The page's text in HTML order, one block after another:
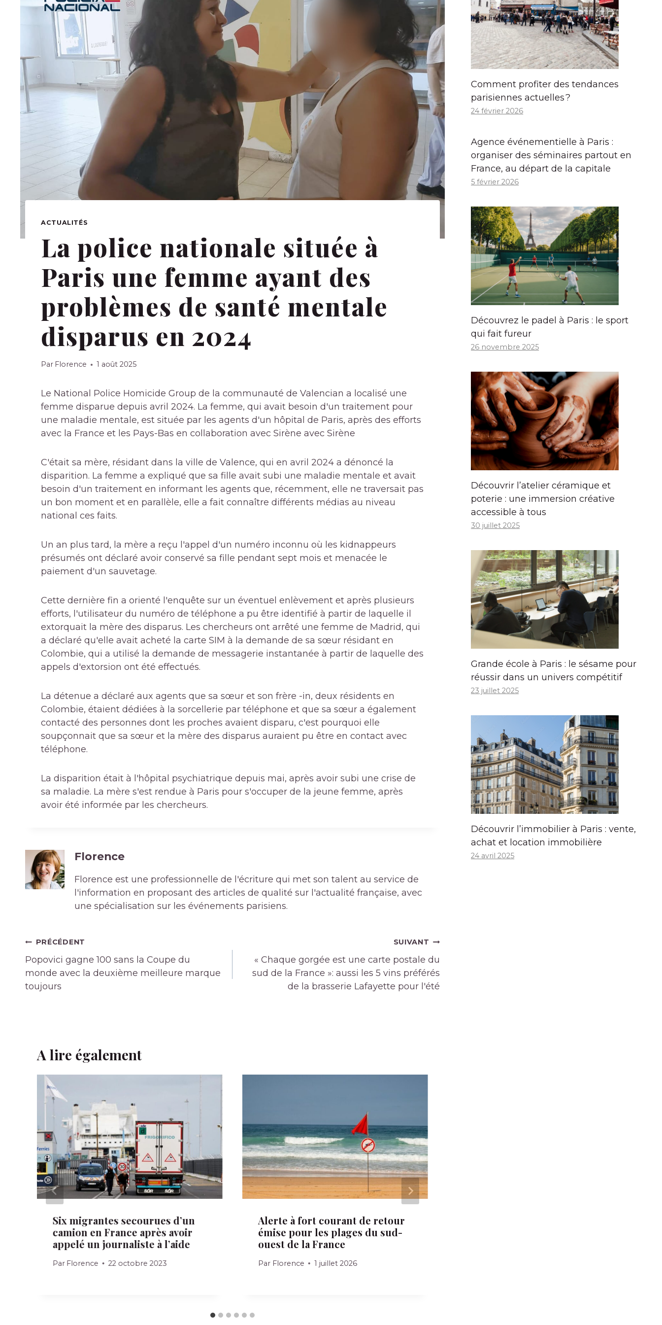
ACTUALITÉS
La police nationale située à
Paris une femme ayant des
problèmes de santé mentale
disparus en 2024
Par Florence 1 août 2025
Le National Police Homicide Group de la communauté de Valencian a localisé une
femme disparue depuis avril 2024. La femme, qui avait besoin d'un traitement pour
une maladie mentale, est située par les agents d'un hôpital de Paris, après des efforts
avec la France et les Pays-Bas en collaboration avec Sirène avec Sirène
C'était sa mère, résidant dans la ville de Valence, qui en avril 2024 a dénoncé la
disparition. La femme a expliqué que sa fille avait subi une maladie mentale et avait
besoin d'un traitement en informant les agents que, récemment, elle ne traversait pas
un bon moment et en parallèle, elle a fait connaître différents médias au niveau
national ces faits.
Un an plus tard, la mère a reçu l'appel d'un numéro inconnu où les kidnappeurs
présumés ont déclaré avoir conservé sa fille pendant sept mois et menacée le
paiement d'un sauvetage.
Cette dernière fin a orienté l'enquête sur un éventuel enlèvement et après plusieurs
efforts, l'utilisateur du numéro de téléphone a pu être identifié à partir de laquelle il
extorquait la mère des disparus. Les chercheurs ont arrêté une femme de Madrid, qui
a déclaré qu'elle avait acheté la carte SIM à la demande de sa sœur résidant en
Colombie, qui a utilisé la demande de messagerie instantanée à partir de laquelle des
appels d'extorsion ont été effectués.
La détenue a déclaré aux agents que sa sœur et son frère -in, deux résidents en
Colombie, étaient dédiées à la sorcellerie par téléphone et que sa sœur a également
contacté des personnes dont les proches avaient disparu, c'est pourquoi elle
soupçonnait que sa sœur et la mère des disparus auraient pu être en contact avec
téléphone.
La disparition était à l'hôpital psychiatrique depuis mai, après avoir subi une crise de
sa maladie. La mère s'est rendue à Paris pour s'occuper de la jeune femme, après
avoir été informée par les chercheurs.
Florence
Florence est une professionnelle de l'écriture qui met son talent au service de
l'information en proposant des articles de qualité sur l'actualité française, avec
une spécialisation sur les événements parisiens.
Navigation
de
l’article
PRÉCÉDENT
Popovici gagne 100 sans la Coupe du
monde avec la deuxième meilleure marque
toujours
SUIVANT
« Chaque gorgée est une carte postale du
sud de la France »: aussi les 5 vins préférés
de la brasserie Lafayette pour l'été
A lire également
Six migrantes secourues d’un
camion en France après avoir
appelé un journaliste à l’aide
Par Florence 22 octobre 2023
Alerte à fort courant de retour
émise pour les plages du sud-
ouest de la France
Par Florence 1 juillet 2026
Comment profiter des tendances
parisiennes actuelles ?
24 février 2026
Agence événementielle à Paris :
organiser des séminaires partout en
France, au départ de la capitale
5 février 2026
Découvrez le padel à Paris : le sport
qui fait fureur
26 novembre 2025
Découvrir l’atelier céramique et
poterie : une immersion créative
accessible à tous
30 juillet 2025
Grande école à Paris : le sésame pour
réussir dans un univers compétitif
23 juillet 2025
Découvrir l’immobilier à Paris : vente,
achat et location immobilière
24 avril 2025